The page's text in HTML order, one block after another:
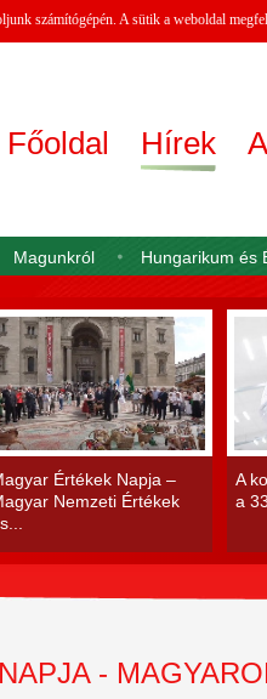
számítógépén. A sütik a weboldal
Főoldal Hírek
Magunkról Hungarikum és
Értékek Napja –
Nemzeti Értékek
A
a
-